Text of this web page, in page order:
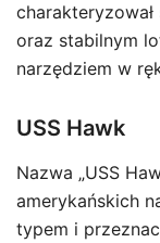
oraz stabilnym
narzędziem w
USS Hawk
Nazwa „USS
amerykańskich
typem i